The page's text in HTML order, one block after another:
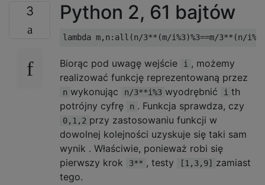
3 Python 2, 61 bajtów
lambda m, n : all (n/3**(m/i%3)%3==m/3**(n/i%
Biorąc pod uwagę wejście i , możemy
realizować funkcję reprezentowaną przez
n wykonując n/3**i%3 wyodrębnić i th
potrójny cyfrę
n . Funkcja sprawdza, czy
0,1,2 przy zastosowaniu funkcji w
dowolnej kolejności uzyskuje się taki sam
wynik . Właściwie, ponieważ robi się
pierwszy krok
3** , testy [1,3,9]
zamiast
tego.